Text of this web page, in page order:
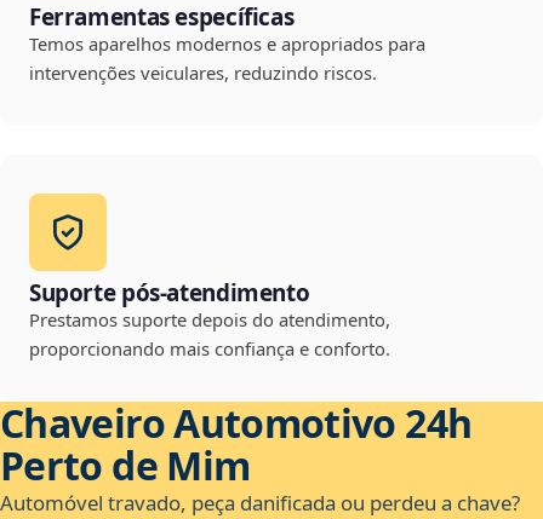
Ferramentas específicas
Temos aparelhos modernos e apropriados para
intervenções veiculares, reduzindo riscos.
Suporte pós-atendimento
Prestamos suporte depois do atendimento,
proporcionando mais confiança e conforto.
Chaveiro Automotivo 24h
Perto de Mim
Automóvel travado, peça danificada ou perdeu a chave?